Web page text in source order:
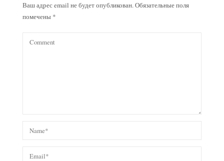
Ваш адрес email не будет опубликован.Обязательные поля
помечены *